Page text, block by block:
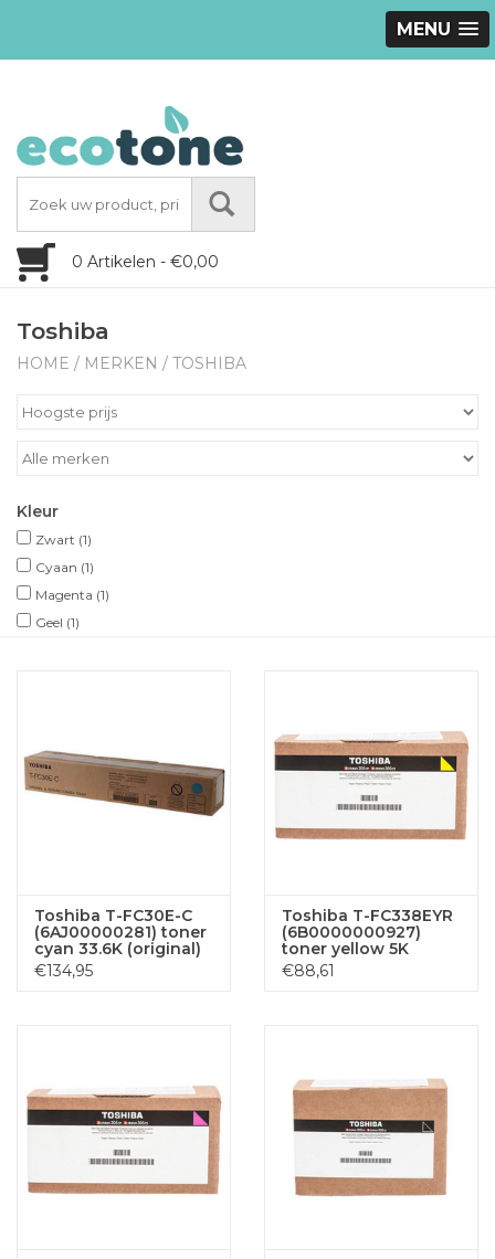
MENU
0 Artikelen - €0,00
Toshiba
HOME / MERKEN / TOSHIBA
Kleur
Zwart (1)
Cyaan (1)
Magenta (1)
Geel (1)
Toshiba T-FC30E-C
(6AJ00000281) toner
cyan 33.6K (original)
€134,95
Toshiba T-FC338EYR
(6B0000000927)
toner yellow 5K
(original)
€88,61